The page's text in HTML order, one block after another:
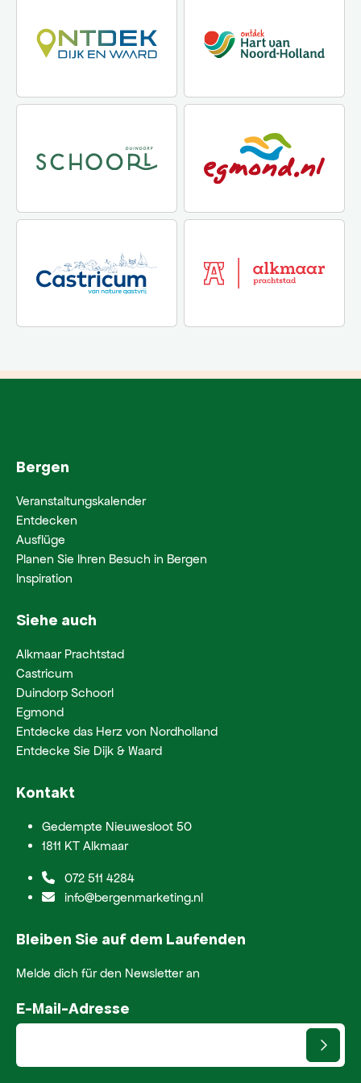
Bergen
Veranstaltungskalender
Entdecken
Ausflüge
Planen Sie Ihren Besuch in Bergen
Inspiration
Siehe auch
Alkmaar Prachtstad
Castricum
Duindorp Schoorl
Egmond
Entdecke das Herz von Nordholland
Entdecke Sie Dijk & Waard
Kontakt
Gedempte Nieuwesloot 50
1811 KT Alkmaar
072 511 4284
info@bergenmarketing.nl
Bleiben Sie auf dem Laufenden
Melde dich für den Newsletter an
E-Mail-Adresse